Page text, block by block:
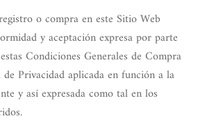
o compra en este Sitio Web
y aceptación expresa por parte
Condiciones Generales de Compra
Privacidad aplicada en función a la
y así expresada como tal en los